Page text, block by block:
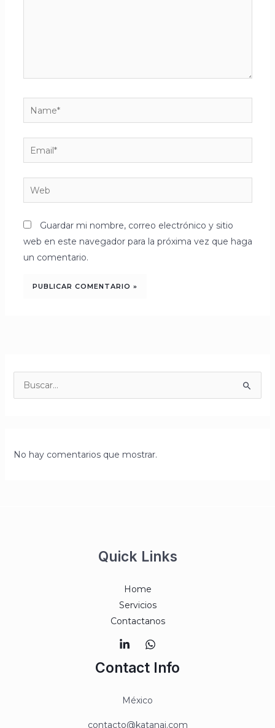
Name*
Email*
Web
Guardar mi nombre, correo electrónico y sitio
web en este navegador para la próxima vez que haga
un comentario.
aNo hay comentarios que mostrar.
Quick Links
Home
Servicios
Contactanos
Contact Info
México
contacto@katanai.com